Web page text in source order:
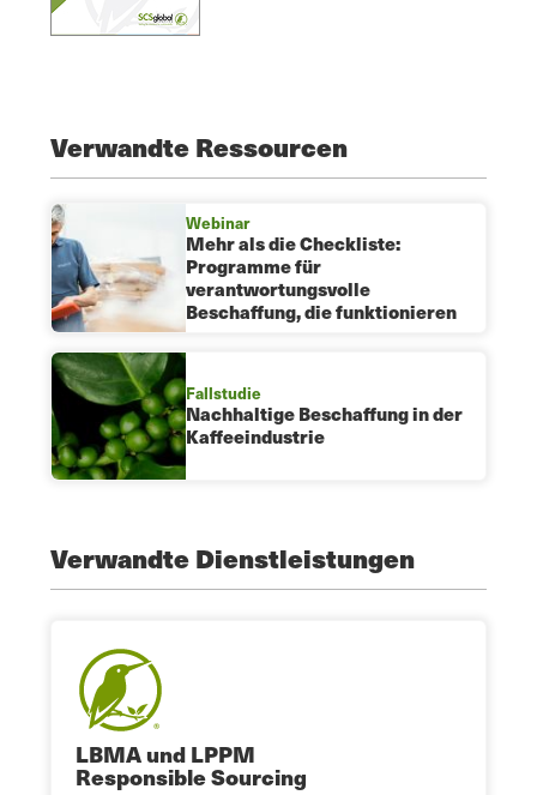
Verwandte Ressourcen
Webinar
Mehr als die Checkliste:
Programme für
verantwortungsvolle
Beschaffung, die funktionieren
Fallstudie
Nachhaltige Beschaffung in der
Kaffeeindustrie
Verwandte Dienstleistungen
LBMA und LPPM
Responsible Sourcing